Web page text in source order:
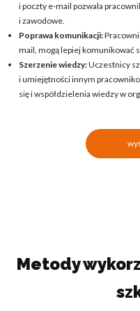
i poczty e-mail pozwala
i zawodowe.
Poprawa komunikacji:
mail, mogą lepiej komunikować
Szerzenie wiedzy:Uczestnicy
i umiejętności innym
się i współdzielenia wiedzy w
Metody